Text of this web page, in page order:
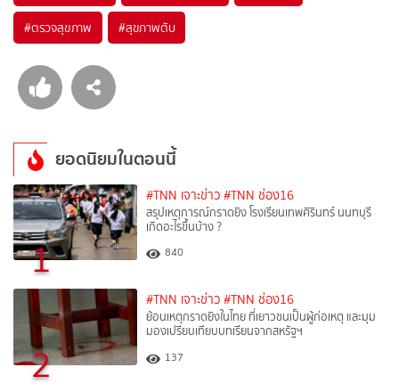
#ตรวจสุขภาพ #สุขภาพตับ
ยอดนิยมในตอนนี้
1
#TNN เจาะข่าว #TNN ช่อง16
สรุปเหตุการณ์กราดยิง โรงเรียนเทพศิรินทร์ นนทบุรี
เกิดอะไรขึ้นบ้าง ?
840
2
#TNN เจาะข่าว #TNN ช่อง16
ย้อนเหตุกราดยิงในไทย ที่เยาวชนเป็นผู้ก่อเหตุ และมุม
มองเปรียบเทียบบทเรียนจากสหรัฐฯ
137